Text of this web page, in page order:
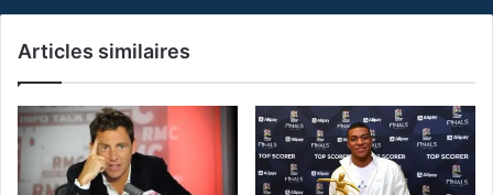
Articles similaires